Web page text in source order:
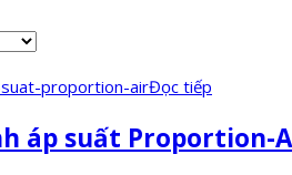
Đọc tiếp
áp suất Proportion-